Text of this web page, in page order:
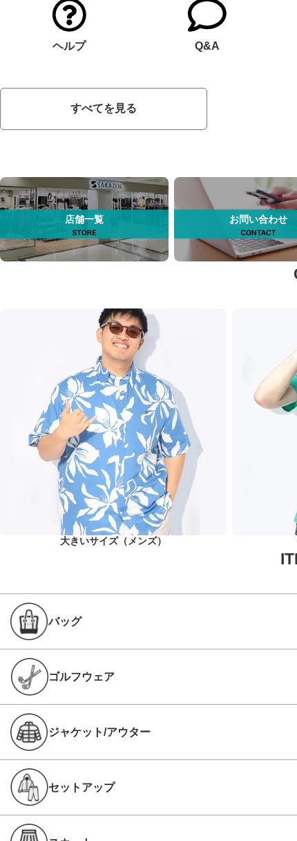
ヘルプ Q&A
すべてを見る
店舗一覧 お問い合わせ
大きいサイズ（メンズ）
バッグ
ゴルフウェア
ジャケット/アウター
セットアップ